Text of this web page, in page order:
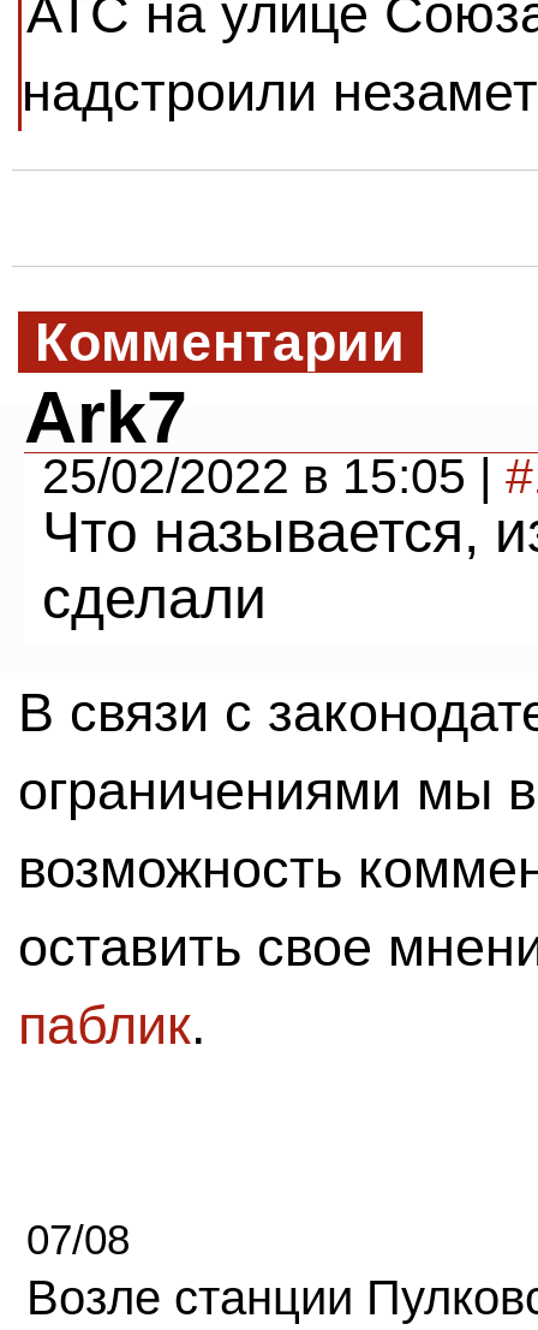
АТС на улице
надстроили
Комментарии
Ark7
25/02/2022 в 15:05 |
Что называется,
сделали
В связи с
ограничениями мы
возможность
оставить свое
паблик.
07/08
Возле станции